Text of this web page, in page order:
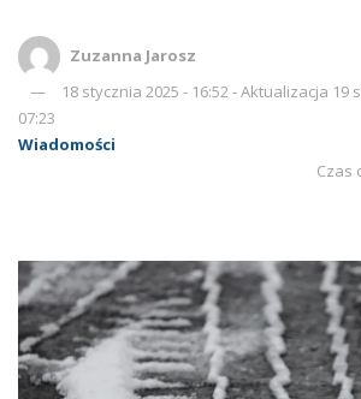
Zuzanna Jarosz
18 stycznia 2025 - 16:52 - Aktualizacja 19
07:23
Wiadomości
Czas